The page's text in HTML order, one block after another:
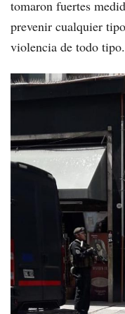
tomaron fuertes
prevenir cualquier
violencia de todo tipo.